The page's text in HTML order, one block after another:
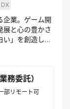
DX
企業。ゲーム開
展と心の豊かさ
」を創造し、
やマーケティン
務委託）
部リモート可